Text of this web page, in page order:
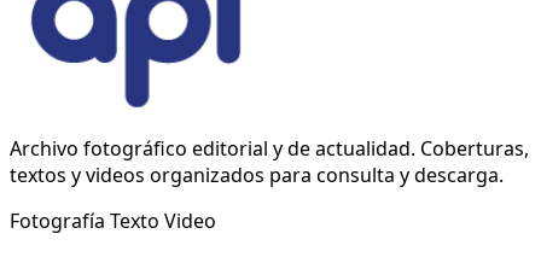
Archivo fotográfico editorial y de actualidad. Coberturas,
textos y videos organizados para consulta y descarga.
Fotografía Texto Video